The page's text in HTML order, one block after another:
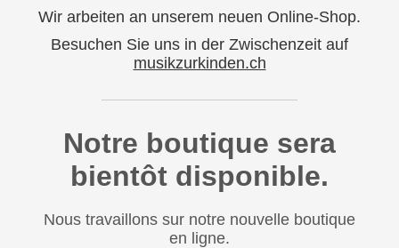
Wir arbeiten an unserem neuen Online-Shop.
Besuchen Sie uns in der Zwischenzeit auf
musikzurkinden.ch
Notre boutique sera
bientôt disponible.
Nous travaillons sur notre nouvelle boutique
en ligne.